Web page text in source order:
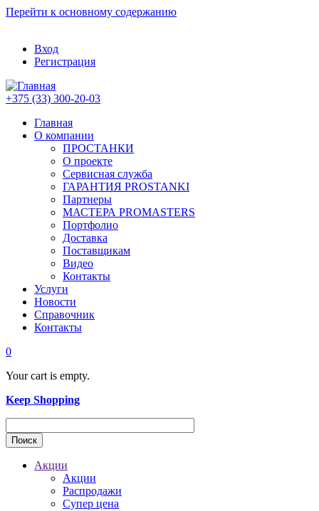
Перейти к основному содержанию
Вход
Регистрация
+375 (33) 300-20-03
Главная
О компании
ПРОСТАНКИ
О проекте
Сервисная служба
ГАРАНТИЯ PROSTANKI
Партнеры
МАСТЕРА PROMASTERS
Портфолио
Доставка
Поставщикам
Видео
Контакты
Услуги
Новости
Справочник
Контакты
0
Your cart is empty.
Keep Shopping
Акции
Акции
Распродажи
Супер цена